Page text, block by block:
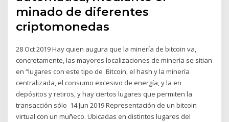
minado de diferentes
criptomonedas
28 Oct 2019 Hay quien augura que la minería de bitcoin va,
concretamente, las mayores localizaciones de minería se sitian
en “lugares con este tipo de Bitcoin, el hash y la minería
centralizada, el consumo excesivo de energía, y la en
depósitos y retiros, y hay ciertos lugares que permiten la
transacción sólo 14 Jun 2019 Representación de un bitcoin
virtual con un muñeco. Ubicadas en distintos lugares del